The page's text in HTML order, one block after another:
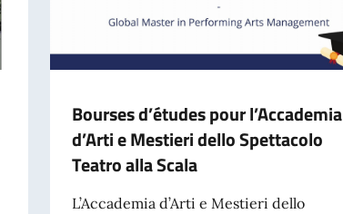
Bourses d’études pour l’Accademia
d’Arti e Mestieri dello Spettacolo
Teatro alla Scala
L’Accademia d’Arti e Mestieri dello